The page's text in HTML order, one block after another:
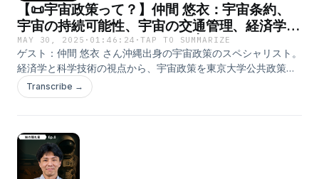
https://x.com/ko8ruuuuunタイプスタンプ0:00 イントロダクシ
ョン2:09 取材の取り方3:57 宇宙を編む5:25 はやぶさ10:14 宇宙
法13:56 Crew-5打ち上げ21:05 SLIM月面着陸機24:20 種子島と
いう町31:57 宇宙飛行士の共通項33:10 油井亀美也さん36:15 ジ
ェレミー・ハンセンさん38:14 向井千秋さん41:08 ウクライナ
43:23 宇宙を目指して戦争に触れる51:38 国際的なルール作りと
その遵守54:31 戦争からの避難1:03:21 平和を願うエッセイ
https://www.patreon.com/c/ChinoKakuregaHirotoX:
https://x.com/_hirototamuraInstagram:
https://www.instagram.com/_hirototamura/Facebook:
【📜宇宙政策って？】仲間 悠衣：宇宙条約、
宇宙の持続可能性、宇宙の交通管理、経済学×
科学技術、欧米と日本の政策 | Ep.7
MAY 30, 2025 · 01:46:24 ·TAP TO SUMMARIZE
ゲスト：仲間 悠衣 さん沖縄出身の宇宙政策のスペシャリスト。
経済学と科学技術の視点から、宇宙政策を東京大学公共政策大
学院で学び、欧州宇宙政策機関で初めてのヨーロッパ外出身者
として活躍。アメリカSecure World Foundationのスペースサ
研究しつつ、ワシントン D.C.を拠点に政策の最前線で活躍す
る。X: https://x.com/2000yui_spaceLinkedIn:
https://www.linkedin.com/in/yui-nakama-3b292323b/タイム
Transcribe →